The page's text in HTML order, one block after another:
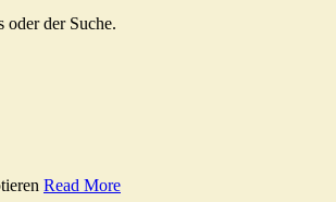
oder der Suche.
Read More